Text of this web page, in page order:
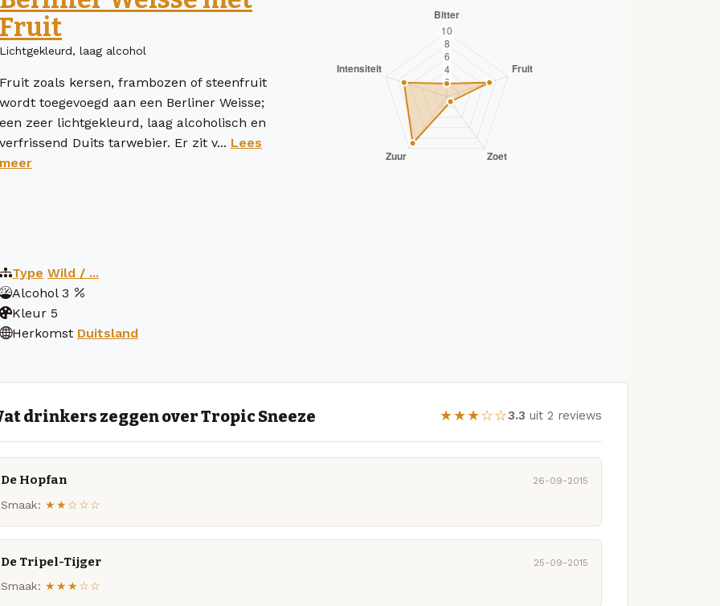
Fruit
Lichtgekleurd, laag alcohol
Fruit zoals kersen, frambozen of steenfruit
wordt toegevoegd aan een Berliner Weisse;
een zeer lichtgekleurd, laag alcoholisch en
verfrissend Duits tarwebier. Er zit v... Lees
meer
Type Wild / ...
Alcohol 3
Kleur 5
Herkomst Duitsland
drinkers zeggen over Tropic Sneeze ★★★☆☆3.3 uit 2 reviews
De Hopfan 26-09-2015
Smaak: ★★☆☆☆
De Tripel-Tijger 25-09-2015
Smaak: ★★★☆☆